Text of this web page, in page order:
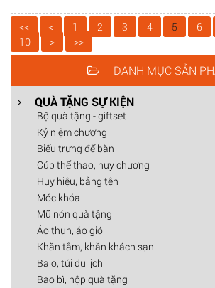
<< < 1 2 3 4 5 6
10
> >>
DANH MỤC SẢN
QUÀ TẶNG SỰ KIỆN
Bộ quà tặng - giftset
Kỷ niệm chương
Biểu trưng để bàn
Cúp thể thao, huy chương
Huy hiệu, bảng tên
Móc khóa
Mũ nón quà tặng
Áo thun, áo gió
Khăn tắm, khăn khách sạn
Balo, túi du lịch
Bao bì, hộp quà tặng